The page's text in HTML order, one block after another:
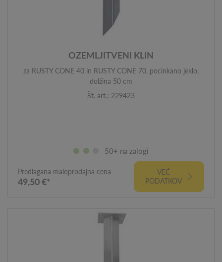
OZEMLJITVENI KLIN
za RUSTY CONE 40 in RUSTY CONE 70, pocinkano jeklo,
dolžina 50 cm
Št. art.: 229423
50+ na zalogi
Predlagana maloprodajna cena
49,50 €*
VEČ
PODATKOV